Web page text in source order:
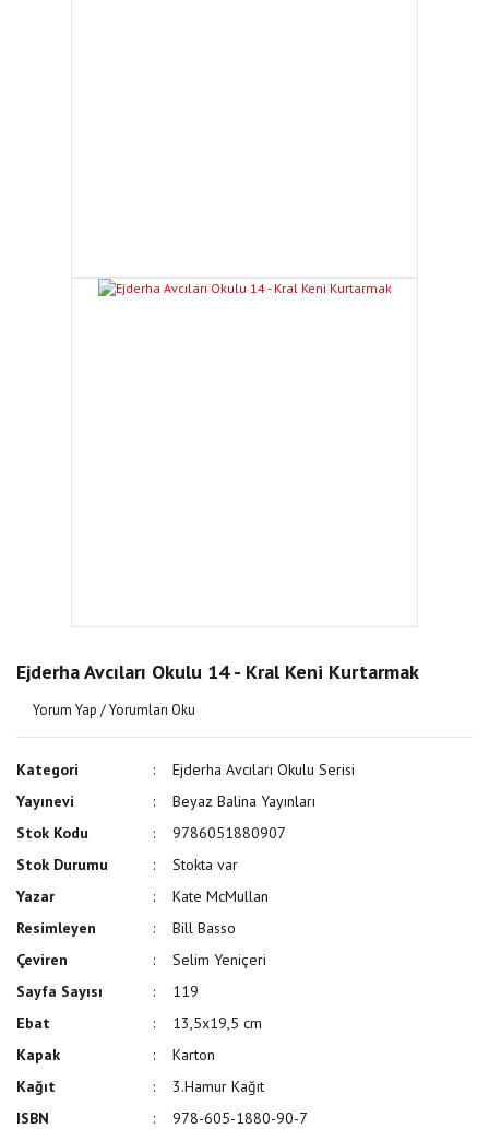
Ejderha Avcıları Okulu 14 - Kral Keni Kurtarmak
Yorum Yap / Yorumları Oku
Kategori
Ejderha Avcıları Okulu Serisi
Yayınevi
Beyaz Balina Yayınları
Stok Kodu
9786051880907
Stok Durumu
Stokta var
Yazar
Kate McMullan
Resimleyen
Bill Basso
Çeviren
Selim Yeniçeri
Sayfa Sayısı
119
Ebat
13,5x19,5 cm
Kapak
Karton
Kağıt
3.Hamur Kağıt
ISBN
978-605-1880-90-7